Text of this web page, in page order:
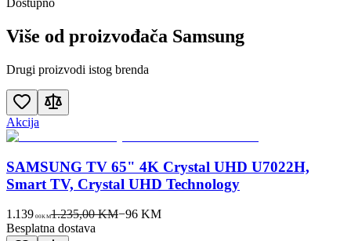
Dostupno
Više od proizvođača Samsung
Drugi proizvodi istog brenda
Akcija
SAMSUNG TV 65" 4K Crystal UHD U7022H,
Smart TV, Crystal UHD Technology
1.139 00KM1.235,00 KM−96KM
Besplatna dostava